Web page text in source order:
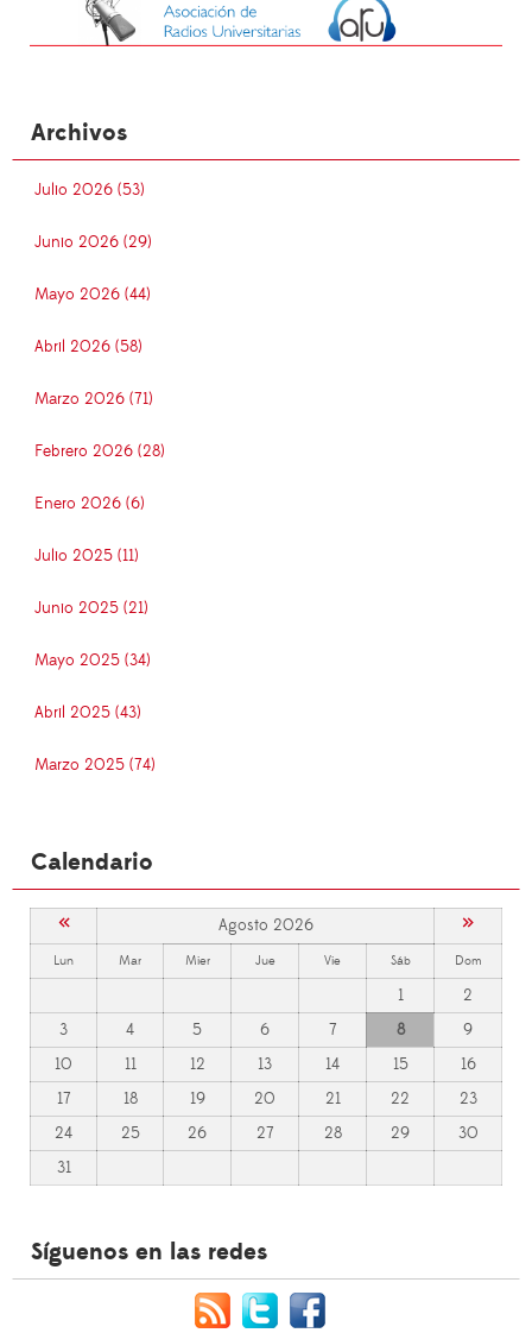
Archivos
Julio 2026 (53)
Junio 2026 (29)
Mayo 2026 (44)
Abril 2026 (58)
Marzo 2026 (71)
Febrero 2026 (28)
Enero 2026 (6)
Julio 2025 (11)
Junio 2025 (21)
Mayo 2025 (34)
Abril 2025 (43)
Marzo 2025 (74)
Calendario
« Agosto 2026 »
Lun Mar Mier Jue Vie Sáb Dom
1
2
3
4 5 6 7 8
9
10
11 12 13 14 15
16
17
18 19 20 21 22
23
24
25 26 27 28 29
30
31
Síguenos en las redes